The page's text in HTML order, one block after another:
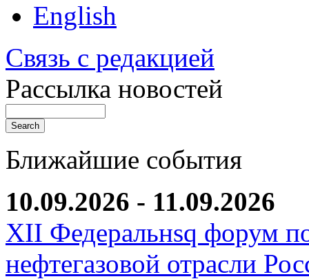
English
Связь с редакцией
Рассылка новостей
Ближайшие события
10.09.2026 - 11.09.2026
XII Федеральнsq форум
нефтегазовой отрасли